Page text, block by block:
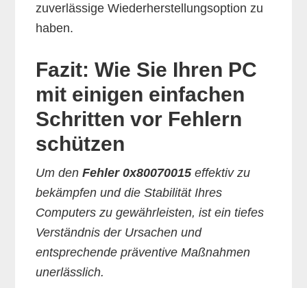
zuverlässige Wiederherstellungsoption zu
haben.
Fazit: Wie Sie Ihren PC
mit einigen einfachen
Schritten vor Fehlern
schützen
Um denFehler 0x80070015effektiv zu
bekämpfen und die Stabilität Ihres
Computers zu gewährleisten, ist ein tiefes
Verständnis der Ursachen und
entsprechende präventive Maßnahmen
unerlässlich.